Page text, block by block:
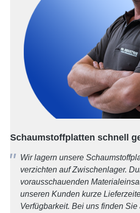
Schaumstoffplatten schnell
Wir lagern unsere
verzichten auf Zwischenlager.
vorausschauenden
unseren Kunden kurze
Verfügbarkeit. Bei uns finden